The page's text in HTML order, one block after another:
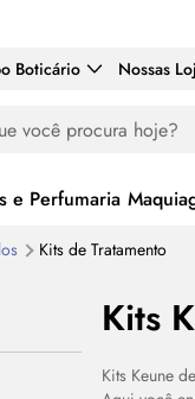
Boticário Nossas
e Perfumaria
Kits de Tratamento
Kits
Kits Keune